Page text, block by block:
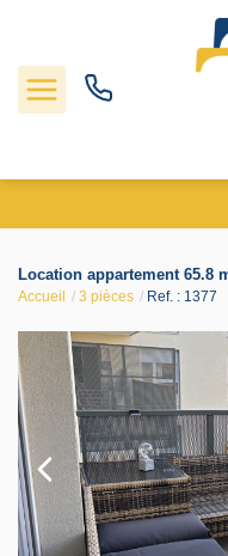
Gestion
Nos agences
Estimation
Location appartement 65.8
Accueil 3 pièces Ref. : 1377